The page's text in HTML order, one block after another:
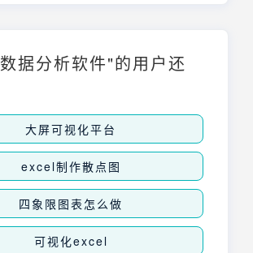
据分析软件"的用户还
大屏可视化平台
excel制作散点图
四象限图表怎么做
可视化excel